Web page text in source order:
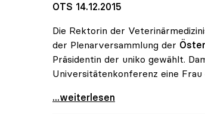
OTS 14.12.2015
Die Rektorin der
der Plenarversammlung der
Präsidentin der uniko gewählt.
Universitätenkonferenz eine
Sonja Hammerschmid zur
...weiterlesen